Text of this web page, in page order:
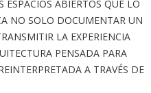
ABIERTOS QUE LO
NO SOLO DOCUMENTAR UN
LA EXPERIENCIA
PENSADA PARA
A TRAVÉS DE